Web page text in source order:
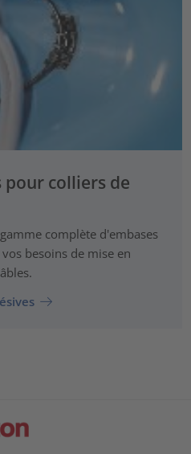
pour colliers de
complète d'embases
besoins de mise en